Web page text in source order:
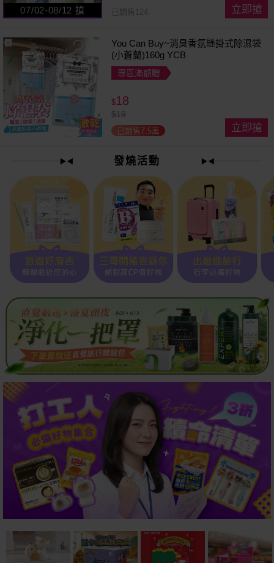
07/02-08/12 搶 已銷售124 立即搶
You Can Buy~消臭香氛懸掛式除濕袋
(小蒼蘭)160g YCB
專區滿額贈
$18
$19
已銷售7.5萬 立即搶
發燒活動